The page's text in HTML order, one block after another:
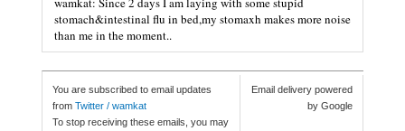
stomach&intestinal flu in bed,my stomaxh makes more noise
than me in the moment..
You are subscribed to email updates
from Twitter / wamkat
To stop receiving these emails, you may
Email delivery powered
by Google